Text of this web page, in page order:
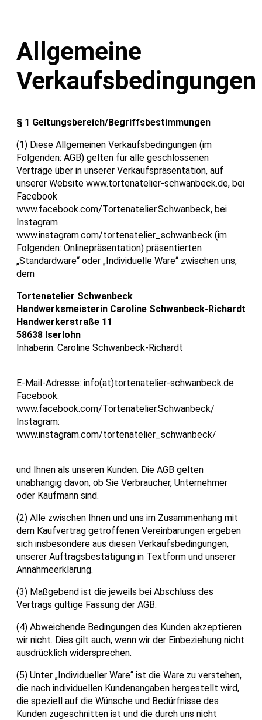
Allgemeine
Verkaufsbedingungen
§ 1 Geltungsbereich/Begriffsbestimmungen
(1) Diese Allgemeinen Verkaufsbedingungen (im
Folgenden: AGB) gelten für alle geschlossenen
Verträge über in unserer Verkaufspräsentation, auf
unserer Website www.tortenatelier-schwanbeck.de, bei
Facebook
www.facebook.com/Tortenatelier.Schwanbeck, bei
Instagram
www.instagram.com/tortenatelier_schwanbeck (im
Folgenden: Onlinepräsentation) präsentierten
„Standardware“ oder „Individuelle Ware“ zwischen uns,
dem
Tortenatelier Schwanbeck
Handwerksmeisterin Caroline Schwanbeck-Richardt
Handwerkerstraße 11
58638 Iserlohn
Inhaberin: Caroline Schwanbeck-Richardt
E-Mail-Adresse: info(at)tortenatelier-schwanbeck.de
Facebook:
www.facebook.com/Tortenatelier.Schwanbeck/
Instagram:
www.instagram.com/tortenatelier_schwanbeck/
und Ihnen als unseren Kunden. Die AGB gelten
unabhängig davon, ob Sie Verbraucher, Unternehmer
oder Kaufmann sind.
(2) Alle zwischen Ihnen und uns im Zusammenhang mit
dem Kaufvertrag getroffenen Vereinbarungen ergeben
sich insbesondere aus diesen Verkaufsbedingungen,
unserer Auftragsbestätigung in Textform und unserer
Annahmeerklärung.
(3) Maßgebend ist die jeweils bei Abschluss des
Vertrags gültige Fassung der AGB.
(4) Abweichende Bedingungen des Kunden akzeptieren
wir nicht. Dies gilt auch, wenn wir der Einbeziehung nicht
ausdrücklich widersprechen.
(5) Unter „Individueller Ware“ ist die Ware zu verstehen,
die nach individuellen Kundenangaben hergestellt wird,
die speziell auf die Wünsche und Bedürfnisse des
Kunden zugeschnitten ist und die durch uns nicht